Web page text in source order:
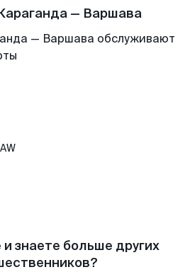
— Варшава
— Варшава обслуживают
знаете больше других